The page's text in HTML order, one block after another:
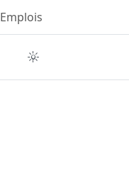
Emplois